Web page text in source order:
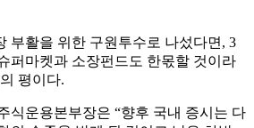
부활을 위한 구원투수로 나섰다면, 3
퍼마켓과 소장펀드도 한몫할 것이라
평이다.
식운용본부장은 “향후 국내 증시는 다